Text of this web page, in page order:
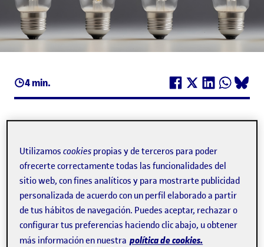
4 min.
Los nodos de la Universitat Oberta de Catalunya (UOC)
son agrupaciones de miembros del colectivo UOC Alumni
que llevan a cabo actividades en un ámbito de interés
común. UOC Alumni ha liderado el nodo de
emprendimiento, una iniciativa destinada a toda la
Utilizamoscookies propias y de terceros para poder
ofrecerte correctamente todas las funcionalidades del
sitio web, con fines analíticos y para mostrarte publicidad
personalizada de acuerdo con un perfil elaborado a partir
de tus hábitos de navegación. Puedes aceptar, rechazar o
configurar tus preferencias haciendo clic abajo, u obtener
más información en nuestra política de cookies.